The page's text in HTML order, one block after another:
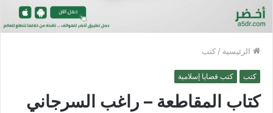
الرئيسية / كتب
كتب كتب قضايا إسلامية
كتاب المقاطعة – راغب السرجاني